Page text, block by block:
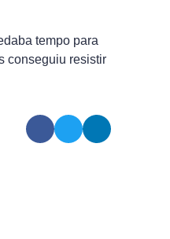
tempo para
conseguiu resistir